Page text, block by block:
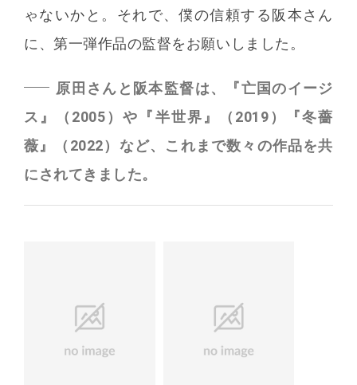
ゃないかと。それで、僕の信頼する阪本さん
に、第一弾作品の監督をお願いしました。
原田さんと阪本監督は、『亡国のイージ
ス』（2005）や『半世界』（2019）『冬薔
薇』（2022）など、これまで数々の作品を共
にされてきました。